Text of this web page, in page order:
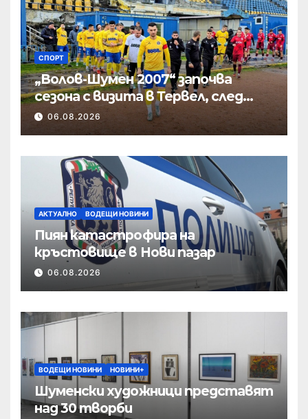
СПОРТ
„Волов-Шумен 2007“ започва
сезона с визита в Тервел, след
това приема новак
06.08.2026
АКТУАЛНО ВОДЕЩИ НОВИНИ
Пиян катастрофира на
кръстовище в Нови пазар
06.08.2026
ВОДЕЩИ НОВИНИ НОВИНИ+
Шуменски художници представят
над 30 творби